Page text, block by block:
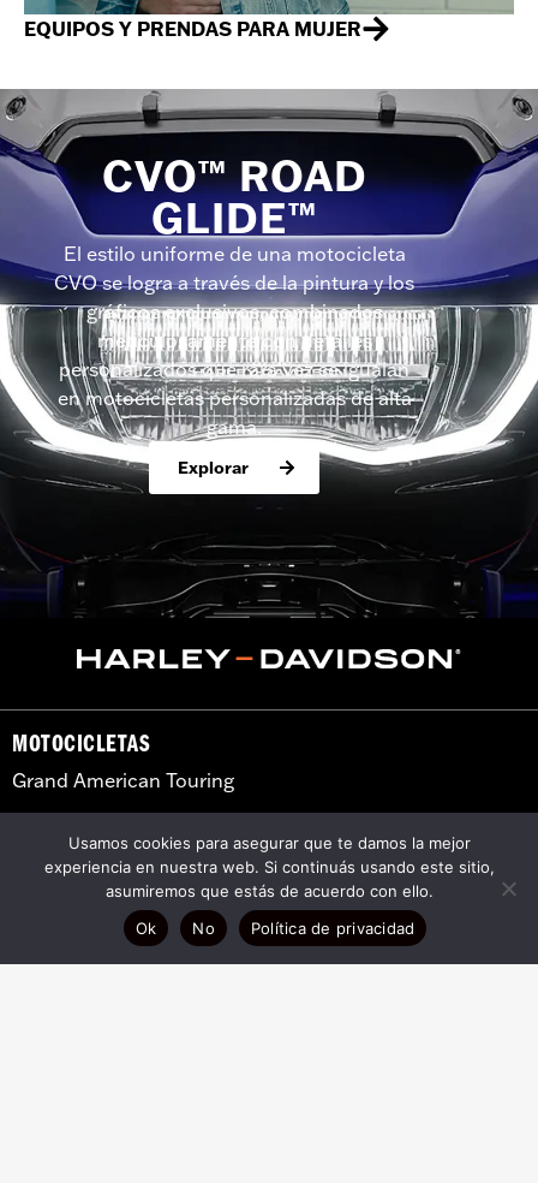
EQUIPOS Y PRENDAS PARA MUJER
CVO™ ROAD
GLIDE™
El estilo uniforme de una motocicleta
CVO se logra a través de la pintura y los
gráficos exclusivos, combinados
meticulosamente con detalles
personalizados que rara vez se igualan
en motocicletas personalizadas de alta
gama.
Explorar
MOTOCICLETAS
Grand American Touring
Trike
Adventure Touring
Usamos cookies para asegurar que te damos la mejor
experiencia en nuestra web. Si continuás usando este sitio,
asumiremos que estás de acuerdo con ello.
Ok
No Política de privacidad